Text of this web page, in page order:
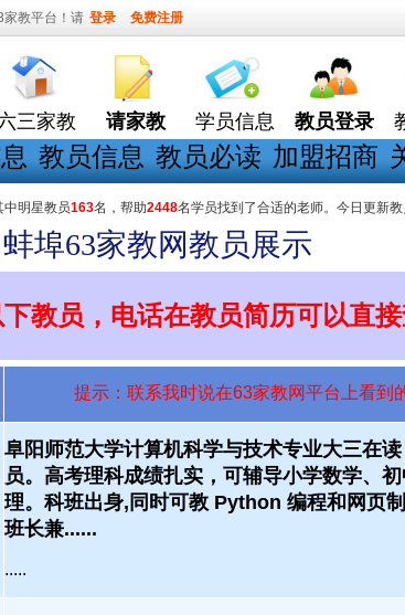
家教平台！请 登录 免费注册
三家教 请家教 学员信息 教员登录
教员信息 教员必读 加盟招商
中明星教员163名，帮助2448名学员找到了合适的老师。今日更新教
蚌埠63家教网教员展示
教员，电话在教员简历可以直接
提示：联系我时说在63家教网平台上看到
阜阳师范大学计算机科学与技术专业大三在
员。高考理科成绩扎实，可辅导小学数学、
理。科班出身,同时可教 Python 编程和网页
班长兼......
.....